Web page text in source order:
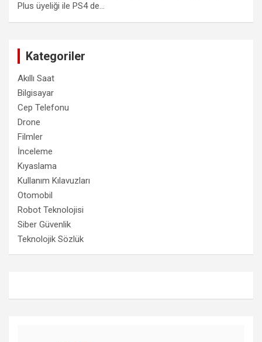
Plus üyeliği ile PS4 de…
Kategoriler
Akıllı Saat
Bilgisayar
Cep Telefonu
Drone
Filmler
İnceleme
Kıyaslama
Kullanım Kılavuzları
Otomobil
Robot Teknolojisi
Siber Güvenlik
Teknolojik Sözlük